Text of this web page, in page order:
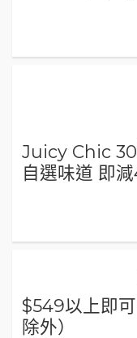
Juicy Chic
自選味道 即
$549以上即
除外）